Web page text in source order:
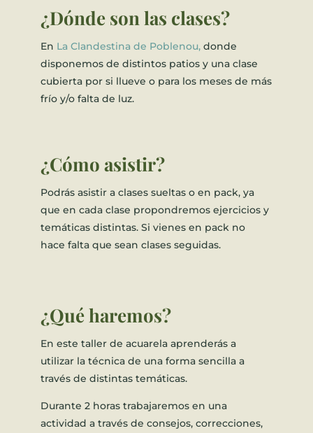
¿Dónde son las clases?
En La Clandestina de Poblenou, donde
disponemos de distintos patios y unaclase
cubierta por si llueve o para los meses de más
frío y/o falta de luz.
¿Cómo asistir?
Podrás asistir a clases sueltas o en pack, ya
que en cada clase propondremos ejercicios y
temáticas distintas. Si vienes en pack no
hace falta que sean clases seguidas.
¿Qué haremos?
En este taller de acuarela aprenderás a
utilizar la técnica de una forma sencilla a
través de distintas temáticas.
Durante 2 horas trabajaremos en una
actividad a través de consejos, correcciones,